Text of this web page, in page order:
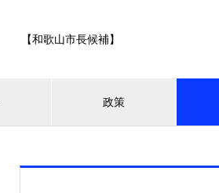
【和歌山市長候補】
政策